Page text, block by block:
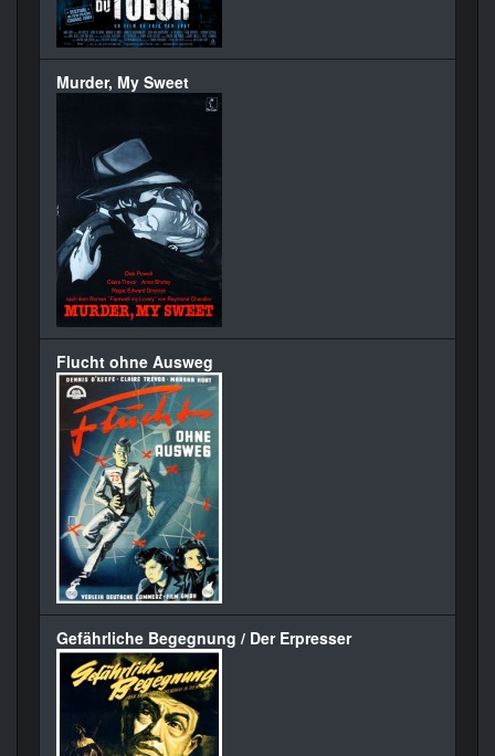
Murder, My Sweet
Flucht ohne Ausweg
Gefährliche Begegnung / Der Erpresser